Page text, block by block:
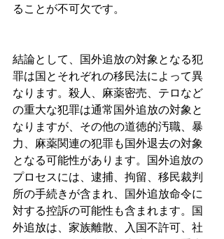
ることが不可欠です。
結論として、国外追放の対象となる犯
罪は国とそれぞれの移民法によって異
なります。殺人、麻薬密売、テロなど
の重大な犯罪は通常国外追放の対象と
なりますが、その他の道徳的汚職、暴
力、麻薬関連の犯罪も国外退去の対象
となる可能性があります。国外追放の
プロセスには、逮捕、拘留、移民裁判
所の手続きが含まれ、国外追放命令に
対する控訴の可能性も含まれます。国
外追放は、家族離散、入国不許可、社